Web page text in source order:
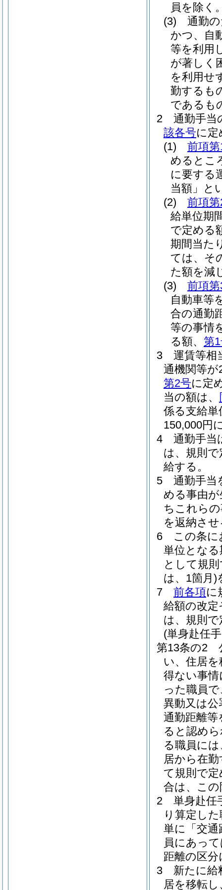
員を除く
(3)
通勤
かつ、自
等を利用
が著しく
を利用せ
勤するも
であるも
2
通勤手当
該各号に
(1)
前項
めるとこ
に要する
当額」と
(2)
前項
給単位期
で定める
期間当た
ては、そ
た額を減
(3)
前項
自動車等
合の通勤
等の事情
る額、 第
3
運賃等相
通機関等
第2号に定
当の額は、
係る支給
150,000円
4
通勤手当
は、規則
給する。
5
通勤手当
める事由
ちこれら
を返納さ
6
この条に
単位とな
として規
は、1箇月)
7
前各項に
給額の改
は、規則
(単身赴任
第13条の2
い、住居
得ない事
った職員
異動又は
通勤距離
ると認め
る職員に
居から在
て規則で
合は、こ
2
単身赴任
り算定し
単に「交
員にあっ
距離の区
3
新たに給
居を移転